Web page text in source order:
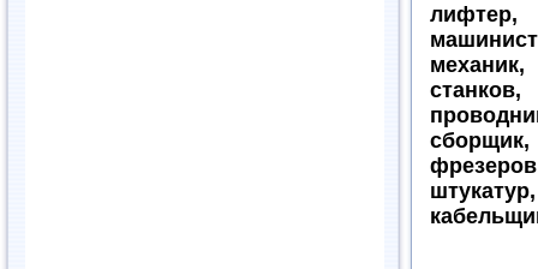
лифтер,
сборщик,